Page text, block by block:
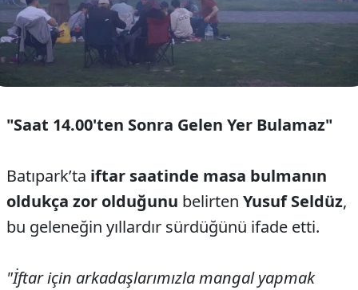
"Saat 14.00'ten Sonra Gelen Yer Bulamaz"
Batıpark’ta iftar saatinde masa bulmanın
oldukça zor olduğunu belirten Yusuf Seldüz,
bu geleneğin yıllardır sürdüğünü ifade etti.
"İftar için arkadaşlarımızla mangal yapmak